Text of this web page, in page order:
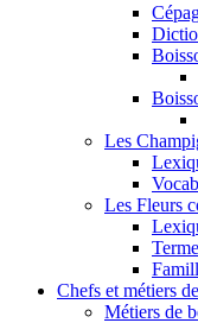
Les
Les Fleurs
Chefs et métiers
Métiers de